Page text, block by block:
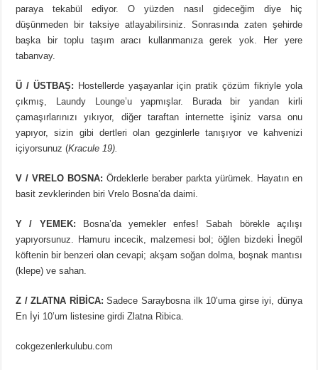
paraya tekabül ediyor. O yüzden nasıl gideceğim diye hiç
düşünmeden bir taksiye atlayabilirsiniz. Sonrasında zaten şehirde
başka bir toplu taşım aracı kullanmanıza gerek yok. Her yere
tabanvay.
Ü / ÜSTBAŞ: Hostellerde yaşayanlar için pratik çözüm fikriyle yola
çıkmış, Laundy Lounge’u yapmışlar. Burada bir yandan kirli
çamaşırlarınızı yıkıyor, diğer taraftan internette işiniz varsa onu
yapıyor, sizin gibi dertleri olan gezginlerle tanışıyor ve kahvenizi
içiyorsunuz (Kracule 19).
V / VRELO BOSNA:Ördeklerle beraber parkta yürümek. Hayatın en
basit zevklerinden biri Vrelo Bosna’da daimi.
Y / YEMEK:
Bosna’da yemekler enfes! Sabah börekle açılışı
yapıyorsunuz. Hamuru incecik, malzemesi bol; öğlen bizdeki İnegöl
köftenin bir benzeri olan cevapi; akşam soğan dolma, boşnak mantısı
(klepe) ve sahan.
Z / ZLATNA RİBİCA:Sadece Saraybosna ilk 10’uma girse iyi, dünya
En İyi 10’um listesine girdi Zlatna Ribica.
cokgezenlerkulubu.com